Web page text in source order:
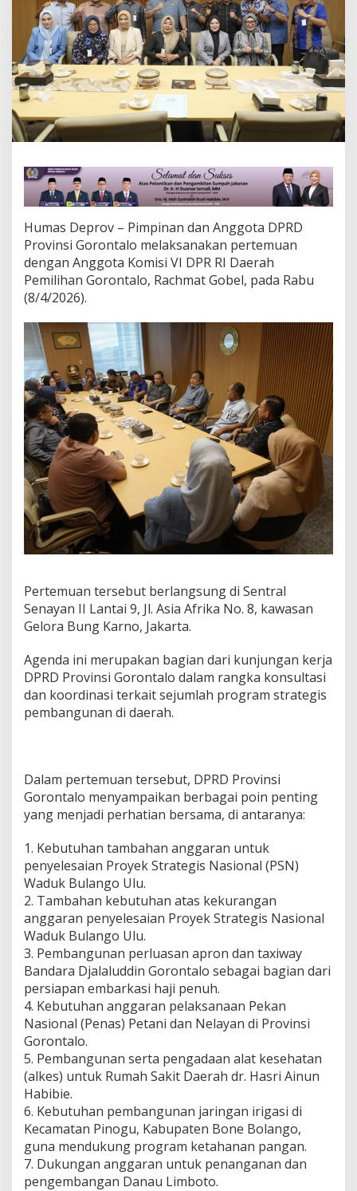
t
a
l
o
B
a
h
a
s
j
u
m
l
I
s
u
r
a
e
g
i
s
B
r
s
a
m
a
g
t
a
D
R
R
I
R
a
t
G
o
l
Humas Deprov – Pimpinan dan Anggota DPRD
Provinsi Gorontalo melaksanakan pertemuan
dengan Anggota Komisi VI DPR RI Daerah
Pemilihan Gorontalo, Rachmat Gobel, pada Rabu
(8/4/2026).
Pertemuan tersebut berlangsung di Sentral
Senayan II Lantai 9, Jl. Asia Afrika No. 8, kawasan
Gelora Bung Karno, Jakarta.
Agenda ini merupakan bagian dari kunjungan kerja
DPRD Provinsi Gorontalo dalam rangka konsultasi
dan koordinasi terkait sejumlah program strategis
pembangunan di daerah.
Dalam pertemuan tersebut, DPRD Provinsi
Gorontalo menyampaikan berbagai poin penting
yang menjadi perhatian bersama, di antaranya:
1. Kebutuhan tambahan anggaran untuk
penyelesaian Proyek Strategis Nasional (PSN)
Waduk Bulango Ulu.
2. Tambahan kebutuhan atas kekurangan
anggaran penyelesaian Proyek Strategis Nasional
Waduk Bulango Ulu.
3. Pembangunan perluasan apron dan taxiway
Bandara Djalaluddin Gorontalo sebagai bagian dari
persiapan embarkasi haji penuh.
4. Kebutuhan anggaran pelaksanaan Pekan
Nasional (Penas) Petani dan Nelayan di Provinsi
Gorontalo.
5. Pembangunan serta pengadaan alat kesehatan
(alkes) untuk Rumah Sakit Daerah dr. Hasri Ainun
Habibie.
6. Kebutuhan pembangunan jaringan irigasi di
Kecamatan Pinogu, Kabupaten Bone Bolango,
guna mendukung program ketahanan pangan.
7. Dukungan anggaran untuk penanganan dan
pengembangan Danau Limboto.